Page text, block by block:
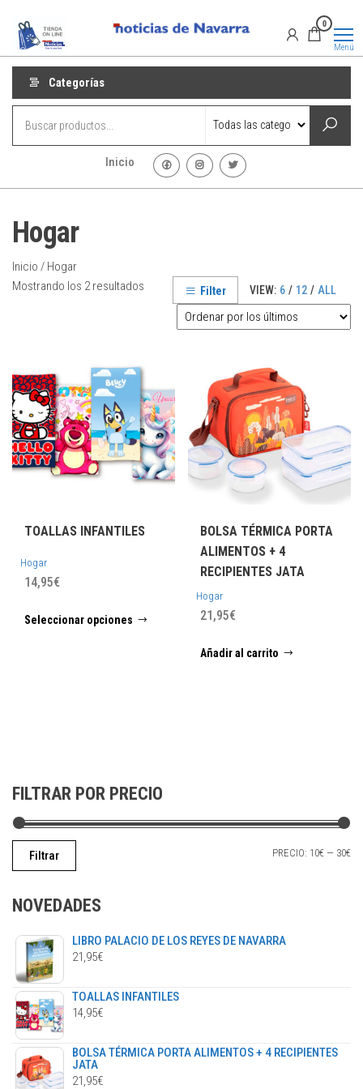
contenido
Promociones
Promociones
0
Menú
Categorías
Inicio
Hogar
Inicio / Hogar
VIEW: 6 / 12 / ALL
Filter
Mostrando los 2 resultados Ordenado
TOALLAS INFANTILES
Hogar
14,95€
Seleccionar opciones
en
la
BOLSA TÉRMICA PORTA
ALIMENTOS + 4
RECIPIENTES JATA
Hogar
21,95€
Añadir al carrito
FILTRAR POR PRECIO
Filtrar PRECIO: 10€ — 30€
NOVEDADES
LIBRO PALACIO DE LOS REYES DE NAVARRA
21,95€
TOALLAS INFANTILES
14,95€
BOLSA TÉRMICA PORTA ALIMENTOS + 4 RECIPIENTES
JATA
21,95€